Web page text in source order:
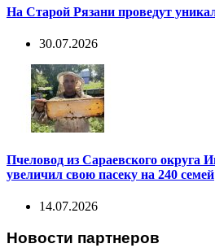
На Старой Рязани проведут
30.07.2026
Пчеловод из Сараевского округа
увеличил свою пасеку на 240 семей
14.07.2026
Новости партнеров